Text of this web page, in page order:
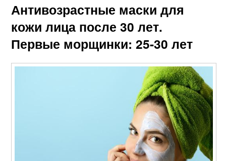
Антивозрастные маски для
кожи лица после 30 лет.
Первые морщинки: 25-30 лет